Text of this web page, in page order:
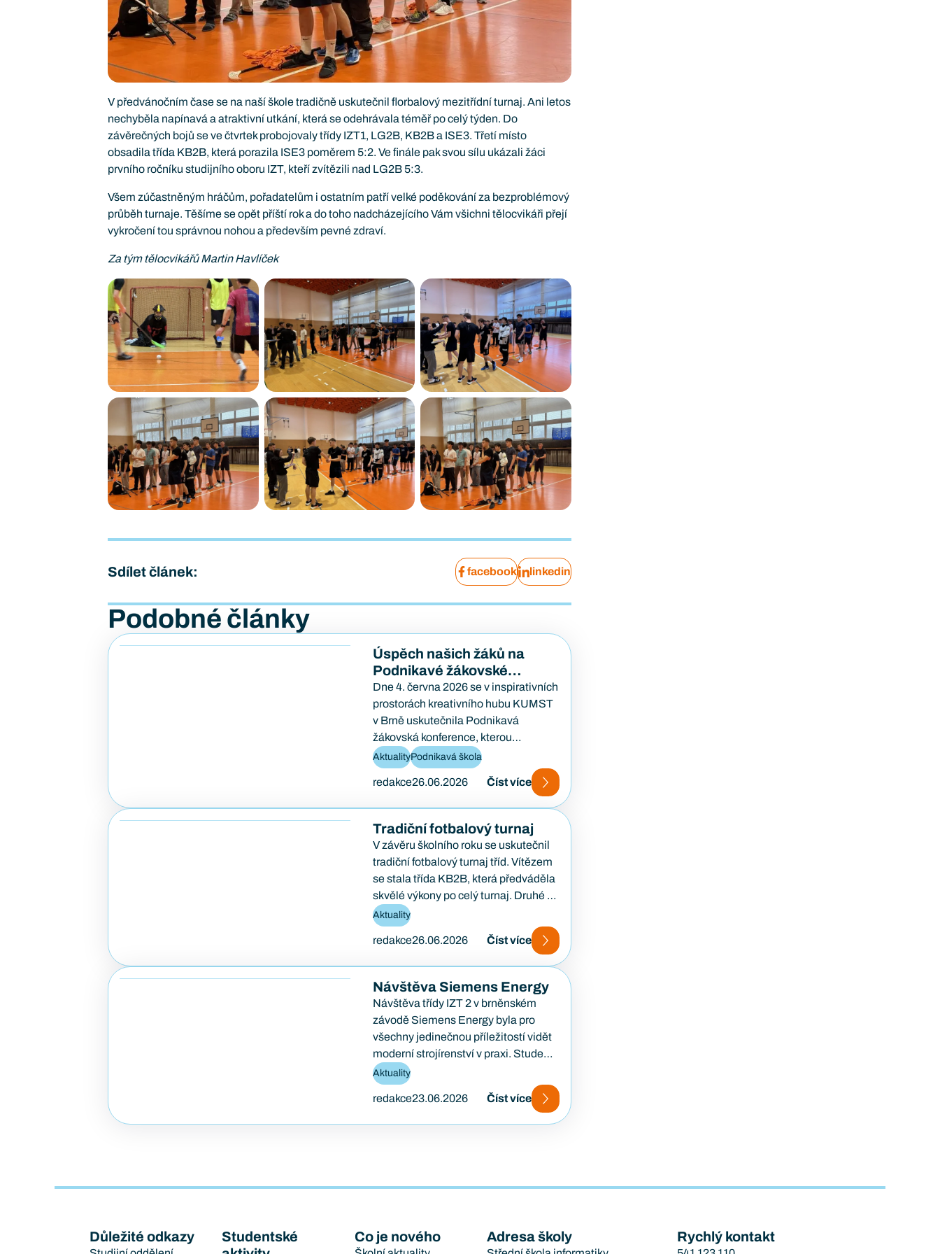
V předvánočním čase se na naší škole tradičně uskutečnil florbalový mezitřídní turnaj. Ani letos
nechyběla napínavá a atraktivní utkání, která se odehrávala téměř po celý týden. Do
závěrečných bojů se ve čtvrtek probojovaly třídy IZT1, LG2B, KB2B a ISE3. Třetí místo
obsadila třída KB2B, která porazila ISE3 poměrem 5:2. Ve finále pak svou sílu ukázali žáci
prvního ročníku studijního oboru IZT, kteří zvítězili nad LG2B 5:3.
Všem zúčastněným hráčům, pořadatelům i ostatním patří velké poděkování za bezproblémový
průběh turnaje. Těšíme se opět příští rok a do toho nadcházejícího Vám všichni tělocvikáři přejí
vykročení tou správnou nohou a především pevné zdraví.
Za tým tělocvikářů Martin Havlíček
Sdílet článek: facebook linkedin
Podobné články
Úspěch našich žáků na
Podnikavé žákovské
konferenci
Dne 4. června 2026 se v inspirativních
prostorách kreativního hubu KUMST
v Brně uskutečnila Podnikavá
žákovská konference, kterou
každoročně pořádá organizace Lipka.
Tato konference je zaměřena na
podporu podnikavosti, kreativity…
AktualityPodnikavá škola
redakce26.06.2026 Číst více
Tradiční fotbalový turnaj
V závěru školního roku se uskutečnil
tradiční fotbalový turnaj tříd. Vítězem
se stala třída KB2B, která předváděla
skvělé výkony po celý turnaj. Druhé a
třetí…
Aktuality
redakce26.06.2026 Číst více
Návštěva Siemens Energy
Návštěva třídy IZT 2 v brněnském
závodě Siemens Energy byla pro
všechny jedinečnou příležitostí vidět
moderní strojírenství v praxi. Studenti
měli možnost na vlastní oči…
Aktuality
redakce23.06.2026 Číst více
Důležité odkazy
Studentské
Co je nového Adresa školy Rychlý kontakt